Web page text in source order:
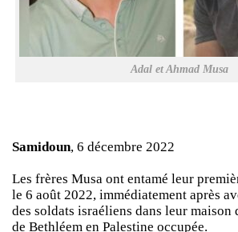
Adal et Ahmad Musa
Samidoun, 6 décembre 2022
Les frères Musa ont entamé leur
le 6 août 2022, immédiatement après
des soldats israéliens dans leur maison
de Bethléem en Palestine occupée.